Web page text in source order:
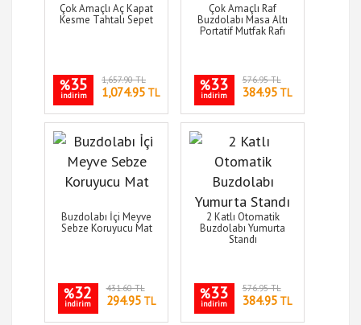
Çok Amaçlı Aç Kapat
Kesme Tahtalı Sepet
%35
indirim
1,657.90 TL
1,074.95 TL
Çok Amaçlı Raf
Buzdolabı Masa Altı
Portatif Mutfak Rafı
%33
indirim
576.95 TL
384.95TL
Buzdolabı İçi Meyve
Sebze Koruyucu Mat
%32
indirim
431.60 TL
294.95TL
2 Katlı Otomatik
Buzdolabı Yumurta
Standı
%33
indirim
576.95 TL
384.95TL